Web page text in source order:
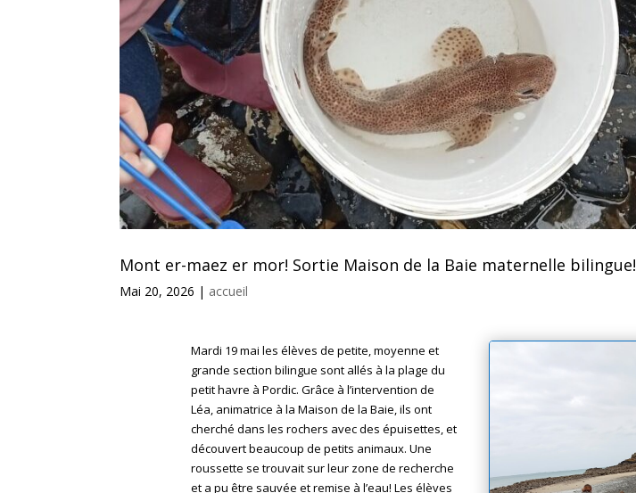
Mont er-maez er mor! Sortie Maison de la Baie maternelle bilingue!
Mai 20, 2026 | accueil
Mardi 19 mai les élèves de petite, moyenne et
grande section bilingue sont allés à la plage du
petit havre à Pordic. Grâce à l’intervention de
Léa, animatrice à la Maison de la Baie, ils ont
cherché dans les rochers avec des épuisettes, et
découvert beaucoup de petits animaux. Une
roussette se trouvait sur leur zone de recherche
et a pu être sauvée et remise à l’eau! Les élèves